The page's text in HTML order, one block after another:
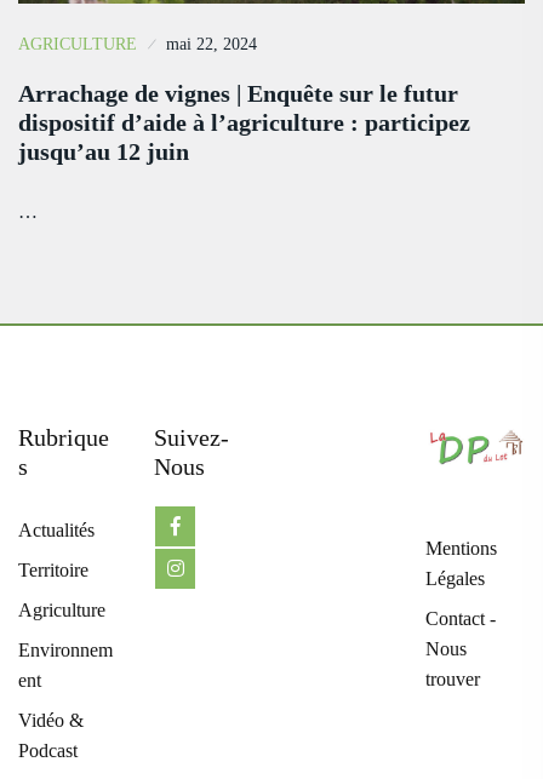
AGRICULTURE mai 22, 2024
Arrachage de vignes | Enquête sur le futur
dispositif d’aide à l’agriculture : participez
jusqu’au 12 juin
…
Rubrique
S
Actualités
Territoire
Agriculture
Environnem
ent
Vidéo &
Podcast
Suivez-
Nous
Mentions
Légales
Contact -
Nous
trouver